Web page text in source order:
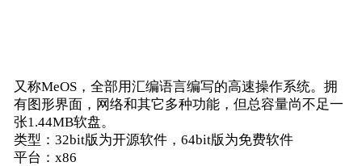
又称MeOS，全部用汇编语言编写的高速操作系统。拥
有图形界面，网络和其它多种功能，但总容量尚不足一
张1.44MB软盘。
类型：32bit版为开源软件，64bit版为免费软件
平台：x86